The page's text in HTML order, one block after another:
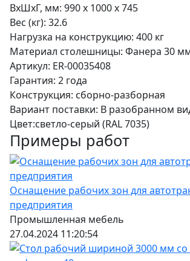
Рабочая панель
ВxШxГ:
35960 за шт.
Светильник
Вес:
ВхШхГ, мм: 990 x 1000 x 745
Вес (кг): 32.6
Нагрузка на конструкцию: 400 кг
Материал столешницы: Фанера 30
Артикул: ER-00035408
Гарантия: 2 года
Конструкция: сборно-разборная
Вариант поставки: В разобранном
Цвет:светло-серый (RAL 7035)
Примеры работ
Оснащение рабочих зон для
предприятия
Промышленная мебель
27.04.2024 11:20:54